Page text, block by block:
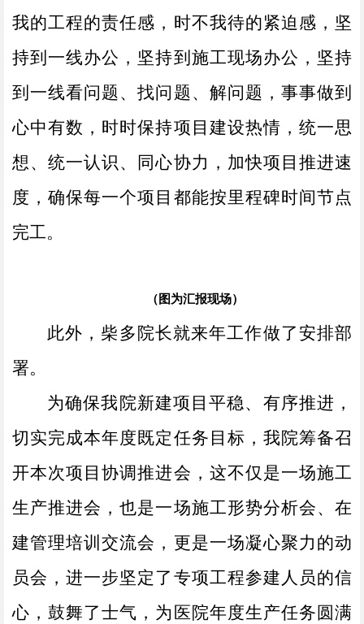
我的工程的责任感，时不我待的紧迫感，坚
持到一线办公，坚持到施工现场办公，坚持
到一线看问题、找问题、解问题，事事做到
心中有数，时时保持项目建设热情，统一思
想、统一认识、同心协力，加快项目推进速
度，确保每一个项目都能按里程碑时间节点
完工。
（图为汇报现场）
此外，柴多院长就来年工作做了安排部
署。
为确保我院新建项目平稳、有序推进，
切实完成本年度既定任务目标，我院筹备召
开本次项目协调推进会，这不仅是一场施工
生产推进会，也是一场施工形势分析会、在
建管理培训交流会，更是一场凝心聚力的动
员会，进一步坚定了专项工程参建人员的信
心，鼓舞了士气，为医院年度生产任务圆满